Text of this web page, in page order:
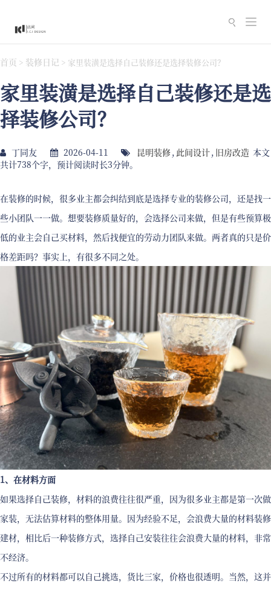
切
换
首页 > 装修日记 > 家里装潢是选择自己装修还是选择装修公司？
家里装潢是选择自己装修还是选
择装修公司？
丁同友 2026-04-11 昆明装修, 此间设计, 旧房改造 本文
共计738个字，预计阅读时长3分钟。
在装修的时候，很多业主都会纠结到底是选择专业的装修公司，还是找一
些小团队一一做。想要装修质量好的，会选择公司来做，但是有些预算极
低的业主会自己买材料，然后找便宜的劳动力团队来做。两者真的只是价
格差距吗？事实上，有很多不同之处。
1、在材料方面
如果选择自己装修，材料的浪费往往很严重，因为很多业主都是第一次做
家装，无法估算材料的整体用量。因为经验不足，会浪费大量的材料装修
建材，相比后一种装修方式，选择自己安装往往会浪费大量的材料，非常
不经济。
不过所有的材料都可以自己挑选，货比三家，价格也很透明。当然，这并